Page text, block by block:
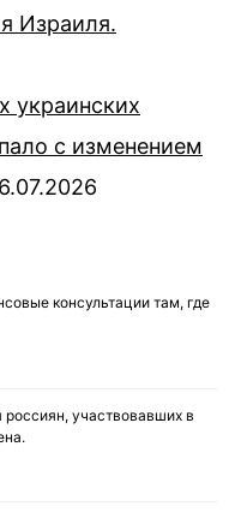
Израиля.
украинских
с изменением
консультации там, где
россиян, участвовавших в